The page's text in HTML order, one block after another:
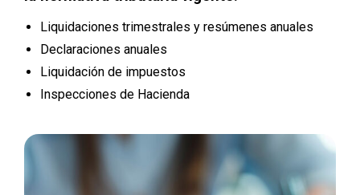
Liquidaciones trimestrales y resúmenes anuales
Declaraciones anuales
Liquidación de impuestos
Inspecciones de Hacienda